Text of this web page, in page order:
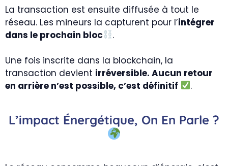
La transaction est ensuite diffusée à tout le
réseau. Les mineurs la capturent pour l’intégrer
dans le prochain bloc
.
Une fois inscrite dans la blockchain, la
transaction devient irréversible. Aucun retour
en arrière n’est possible, c’est définitif
.
L’impact Énergétique, On En Parle ?